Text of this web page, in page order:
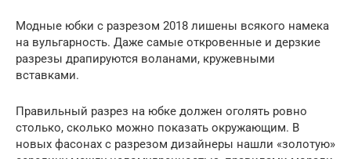
Модные юбки с разрезом 2018 лишены всякого намека
на вульгарность. Даже самые откровенные и дерзкие
разрезы драпируются воланами, кружевными
вставками.
Правильный разрез на юбке должен оголять ровно
столько, сколько можно показать окружающим. В
новых фасонах с разрезом дизайнеры нашли «золотую»